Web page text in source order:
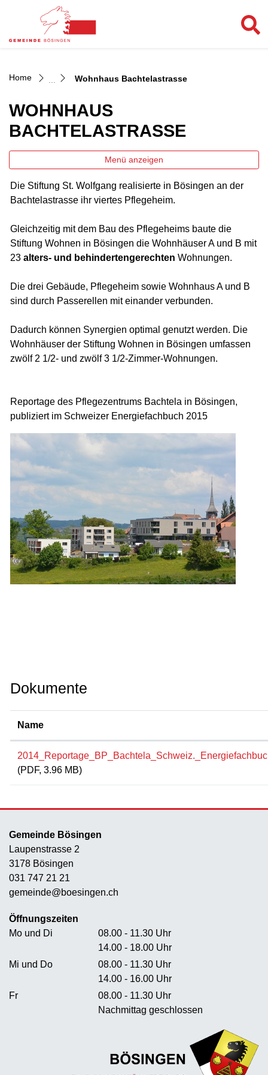
Home Wohnhaus Bachtelastrasse(ausgewählt)
WOHNHAUS
BACHTELASTRASSE
Menü anzeigen
Die Stiftung St. Wolfgang realisierte in Bösingen an der
Bachtelastrasse ihr viertes Pflegeheim.
Gleichzeitig mit dem Bau des Pflegeheims baute die
Stiftung Wohnen in Bösingen die Wohnhäuser A und B mit
23 alters- und behindertengerechten Wohnungen.
Die drei Gebäude, Pflegeheim sowie Wohnhaus A und B
sind durch Passerellen mit einander verbunden.
Dadurch können Synergien optimal genutzt werden. Die
Wohnhäuser der Stiftung Wohnen in Bösingen umfassen
zwölf 2 1/2- und zwölf 3 1/2-Zimmer-Wohnungen.
Reportage des Pflegezentrums Bachtela in Bösingen,
publiziert im Schweizer Energiefachbuch 2015
Dokumente
Name
(PDF, 3.96 MB)
Gemeinde Bösingen
Laupenstrasse 2
3178 Bösingen
031 747 21 21
gemeinde@boesingen.ch
Öffnungszeiten
Mo und Di
08.00 - 11.30 Uhr
14.00 - 18.00 Uhr
Mi und Do
08.00 - 11.30 Uhr
14.00 - 16.00 Uhr
Fr
08.00 - 11.30 Uhr
Nachmittag geschlossen